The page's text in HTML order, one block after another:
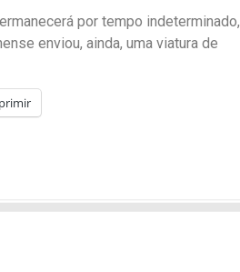
por tempo indeterminado,
enviou, ainda, uma viatura de